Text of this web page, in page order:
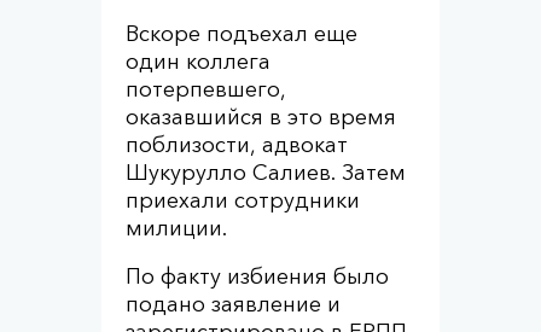
Вскоре подъехал еще
один коллега
потерпевшего,
оказавшийся в это время
поблизости, адвокат
Шукурулло Салиев. Затем
приехали сотрудники
милиции.
По факту избиения было
подано заявление и